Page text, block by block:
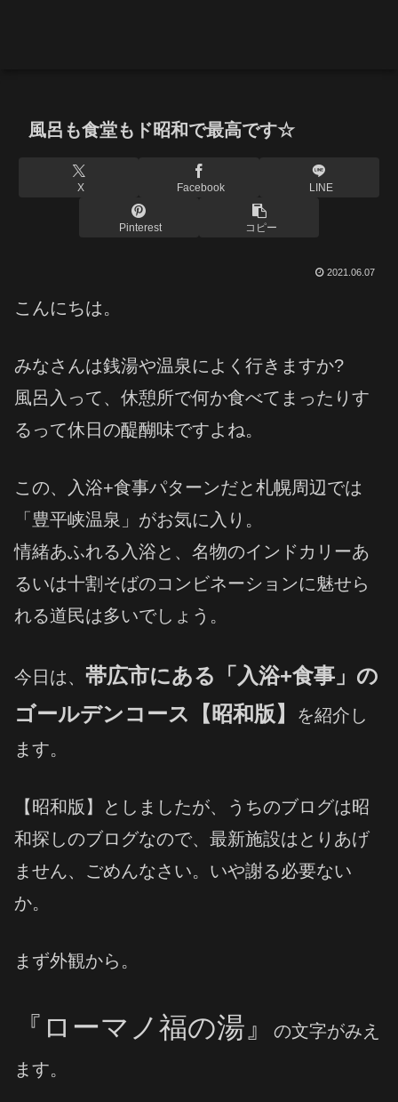
風呂も食堂もド昭和で最高です☆
X Facebook LINE
Pinterest コピー
2021.06.07
こんにちは。
みなさんは銭湯や温泉によく行きますか?
風呂入って、休憩所で何か食べてまったりす
るって休日の醍醐味ですよね。
この、入浴+食事パターンだと札幌周辺では
「豊平峡温泉」がお気に入り。
情緒あふれる入浴と、名物のインドカリーあ
るいは十割そばのコンビネーションに魅せら
れる道民は多いでしょう。
今日は、 帯広市にある「入浴+食事」の
ゴールデンコース【昭和版】
を紹介し
ます。
【昭和版】としましたが、うちのブログは昭
和探しのブログなので、最新施設はとりあげ
ません、ごめんなさい。いや謝る必要ない
か。
まず外観から。
『ローマノ福の湯』
の文字がみえ
ます。